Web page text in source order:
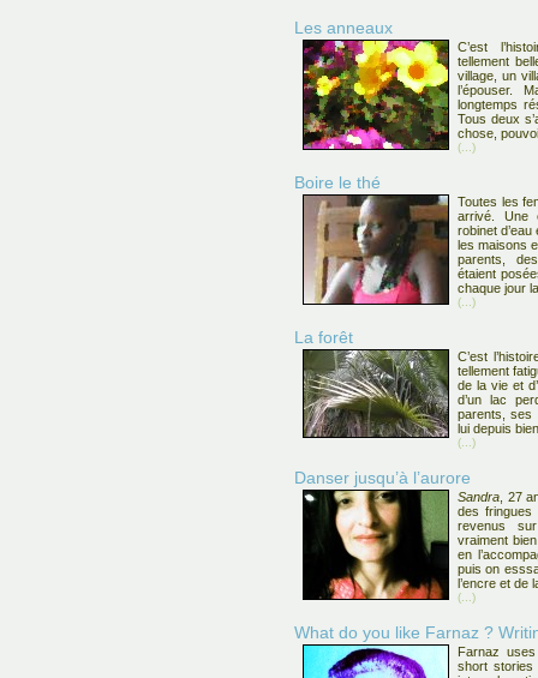
Les anneaux
C’est
tellement
village, un
l’épouser.
longtemps
Tous deux
chose,
(...)
Boire le thé
Toutes les
arrivé. Une
robinet
les maisons
parents,
étaient
chaque jour
(...)
La forêt
C’est
tellement
de la vie et
d’un lac
parents, ses
lui depuis
(...)
Danser jusqu’à l’aurore
Sandra , 27
des fringues
revenus
vraiment
en
puis on
l’encre et de
(...)
What do you like Farnaz ?
Farnaz
short stories